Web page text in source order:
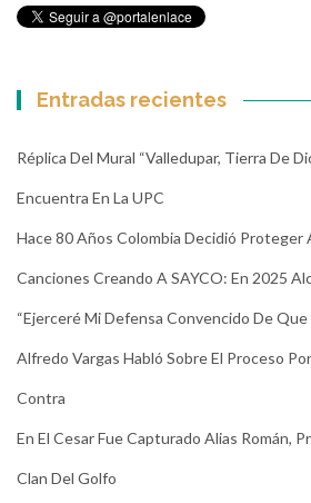
Entradas recientes
Réplica Del Mural “Valledupar, Tierra De
Encuentra En La UPC
Hace 80 Años Colombia Decidió Proteger
Canciones Creando A SAYCO: En 2025
“Ejerceré Mi Defensa Convencido De
Alfredo Vargas Habló Sobre El Proceso
Contra
En El Cesar Fue Capturado Alias Román,
Clan Del Golfo